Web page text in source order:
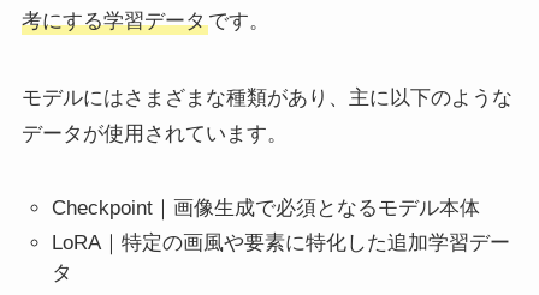
考にする学習データです。
モデルにはさまざまな種類があり、主に以下のような
データが使用されています。
Checkpoint｜画像生成で必須となるモデル本体
LoRA｜特定の画風や要素に特化した追加学習デー
タ